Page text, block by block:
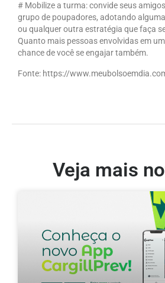
# Mobilize a turma: convide seus
grupo de poupadores, adotando
ou qualquer outra estratégia que faça
Quanto mais pessoas envolvidas em
chance de você se engajar também.
Fonte: https://
Veja mais